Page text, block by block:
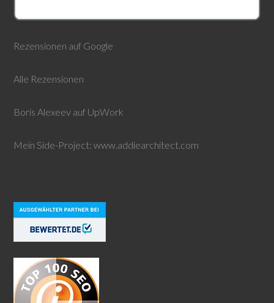
Rezensionen auf Google
Alle Rezensionen
Boris Alexeev auf UpWork
Mein Side-Project:www.addiearchitect.com